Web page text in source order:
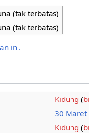
(tak terbatas)
(tak terbatas)
ini.
Kidung (
30 Maret
Kidung (